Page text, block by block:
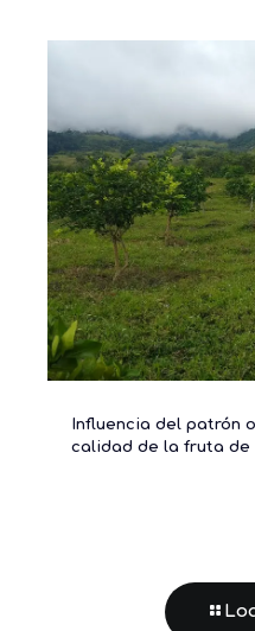
Influencia del patrón
calidad de la fruta de